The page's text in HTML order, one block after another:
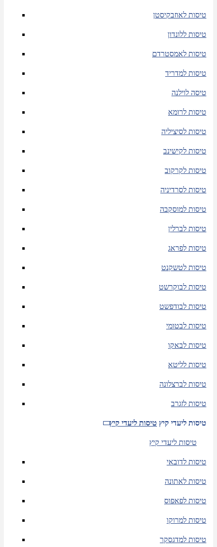
טיסות לאוזבקיסטן
טיסות ללונדון
טיסות לאמסטרדם
טיסות למדריד
טיסה לוילנה
טיסות לרומא
טיסות לסיציליה
טיסות לקישינב
טיסות לקרקוב
טיסות לסרדיניה
טיסות למוסקבה
טיסות לברלין
טיסות לפראג
טיסות לטשקנט
טיסות לבוקרשט
טיסות לבודפשט
טיסות לבטומי
טיסות לבאקו
טיסות לליטא
טיסות לברצלונה
טיסות לזגרב
טיסות ליעדי קיץ טיסות ליעדי קיץ
טיסות ליעדי קיץ
טיסות לדובאי
טיסות לאתונה
טיסות לפאפוס
טיסות למרוקו
טיסות למדגסקר